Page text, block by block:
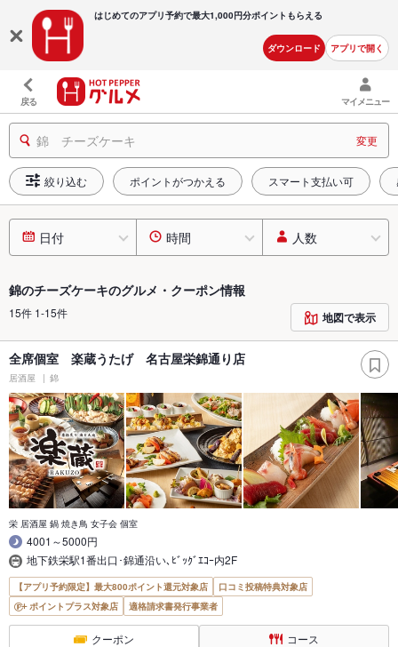
はじめてのアプリ予約で最大1,000円分ポイントもらえる
ダウンロード アプリで開く
戻る マイメニュー
錦 チーズケーキ 変更
絞り込む ポイントがつかえる スマート支払い可
日付 時間 人数
錦のチーズケーキのグルメ・クーポン情報
15件 1-15件 地図で表示
全席個室 楽蔵うたげ 名古屋栄錦通り店
居酒屋 錦
栄 居酒屋 鍋 焼き鳥 女子会 個室
4001～5000円
地下鉄栄駅1番出口･錦通沿い､ﾋﾞｯｸﾞｴｺｰ内2F
【アプリ予約限定】最大800ポイント還元対象店
口コミ投稿特典対象店
ポイントプラス対象店
適格請求書発行事業者
クーポン コース